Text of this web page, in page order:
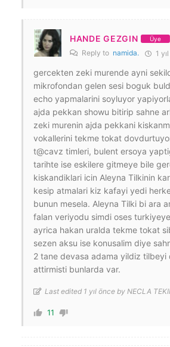
HANDE GEZGIN Üye
Reply to namida. 1
gercekten zeki murende ayni
mikrofondan gelen sesi boguk
echo yapmalarini soyluyor
ajda pekkan showu bitirip sahne
zeki murenin ajda pekkani
vokallerini tekme tokat
t@cavz timleri, bulent ersoya
tarihte ise eskilere gitmeye bile
kiskandiklari icin Aleyna Tilkinin
kesip atmalari kiz kafayi yedi
bunun mesela. Aleyna Tilki bi ara
falan veriyodu simdi oses
ayrica hakan uralda tekme tokat
sezen aksu ise konusalim diye
2 tane devasa adama yildiz tilbeyi
attirmisti bunlarda var.
Last edited 1 yıl önce by NECLA
11